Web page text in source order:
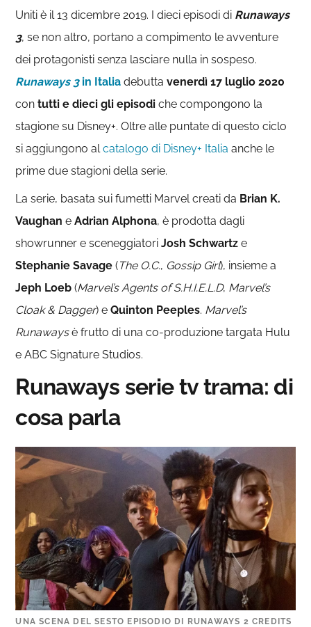
Uniti è il 13 dicembre 2019. I dieci episodi di Runaways
3, se non altro, portano a compimento le avventure
dei protagonisti senza lasciare nulla in sospeso.
Runaways 3in Italia debuttavenerdì 17 luglio 2020
contutti e dieci gli episodi che compongono la
stagione su Disney+. Oltre alle puntate di questo ciclo
si aggiungono alcatalogo di Disney+ Italia anche le
prime due stagioni della serie.
La serie, basata sui fumetti Marvel creati da Brian K.
Vaughan eAdrian Alphona, è prodotta dagli
showrunner e sceneggiatoriJosh Schwartz e
Stephanie Savage (The O.C., Gossip Girl), insieme a
Jeph Loeb (Marvel’s Agents of S.H.I.E.L.D, Marvel’s
Cloak & Dagger) eQuinton Peeples. Marvel’s
Runawaysè frutto di una co-produzione targata Hulu
e ABC Signature Studios.
Runaways serie tv trama: di
cosa parla
UNA SCENA DEL SESTO EPISODIO DI RUNAWAYS 2 CREDITS